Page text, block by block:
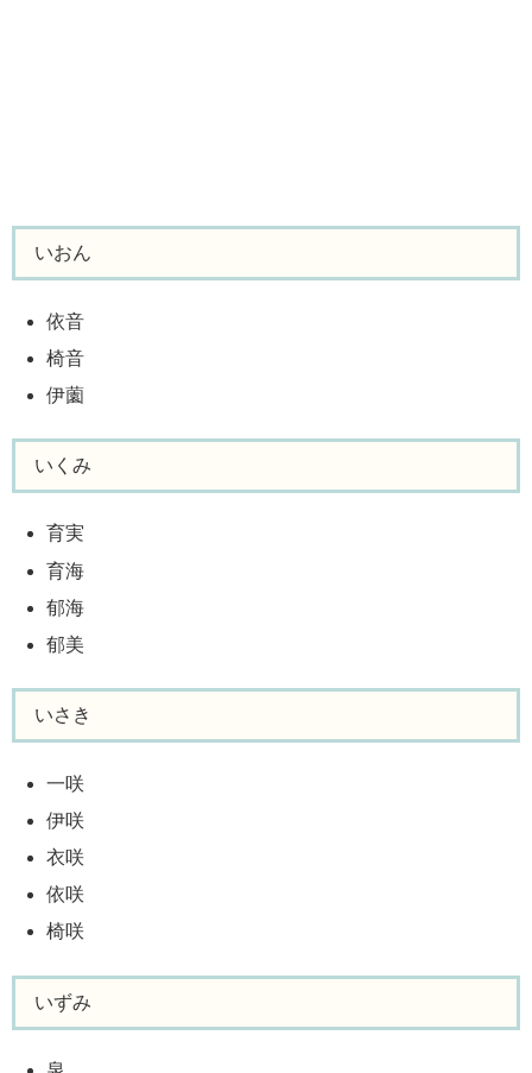
いおん
依音
椅音
伊薗
いくみ
育実
育海
郁海
郁美
いさき
一咲
伊咲
衣咲
依咲
椅咲
いずみ